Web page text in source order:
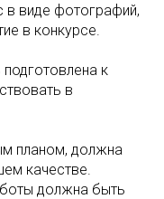
в виде фотографий,
в конкурсе.
к
в
планом, должна
качестве.
должна быть